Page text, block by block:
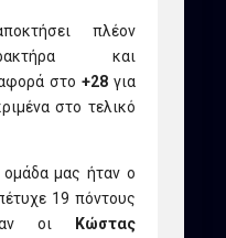
πλέον
και
στο +28για
στο τελικό
μας ήταν ο
19 πόντους
οι
Κώστας